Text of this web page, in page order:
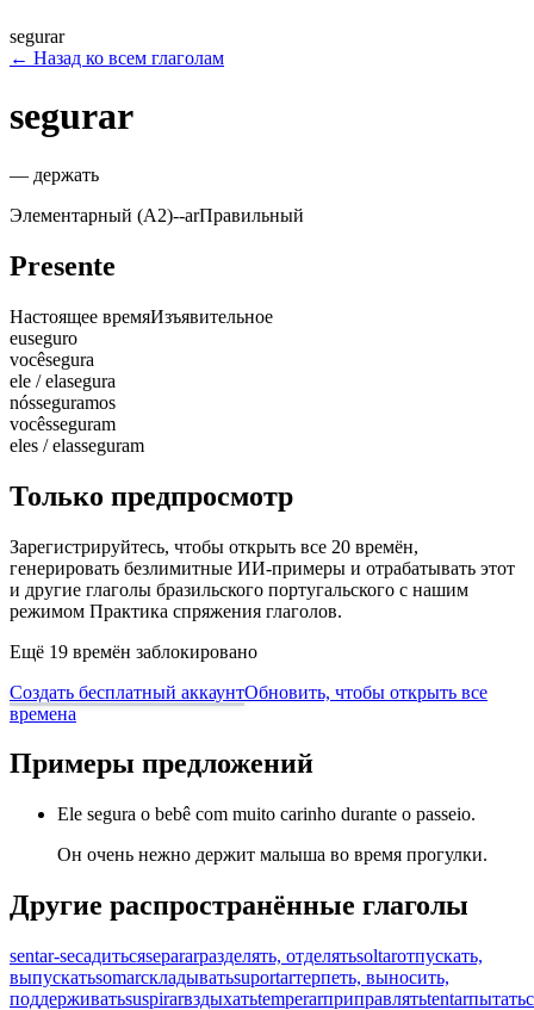
segurar
← Назад ко всем глаголам
segurar
— держать
Элементарный (A2)--arПравильный
Presente
Настоящее времяИзъявительное
euseguro
vocêsegura
ele / elasegura
nósseguramos
vocêsseguram
eles / elasseguram
Только предпросмотр
Зарегистрируйтесь, чтобы открыть все 20 времён,
генерировать безлимитные ИИ-примеры и отрабатывать этот
и другие глаголы бразильского португальского с нашим
режимом Практика спряжения глаголов.
Ещё 19 времён заблокировано
Создать бесплатный аккаунтОбновить, чтобы открыть все
времена
Примеры предложений
Ele segura o bebê com muito carinho durante o passeio.
Он очень нежно держит малыша во время прогулки.
Другие распространённые глаголы
sentar-seсадитьсяsepararразделять, отделятьsoltarотпускать,
выпускатьsomarскладыватьsuportarтерпеть, выносить,
поддерживатьsuspirarвздыхатьtemperarприправлятьtentar